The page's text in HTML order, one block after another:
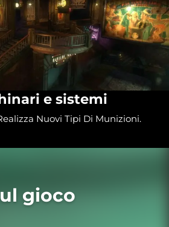
e sistemi
Nuovi Tipi Di Munizioni.
gioco